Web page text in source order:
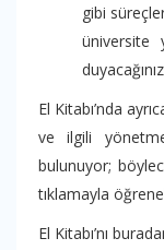
gibi
üniversite
El Kitabı’nda
ve ilgili
bulunuyor;
tıklamayla
El Kitabı’nı